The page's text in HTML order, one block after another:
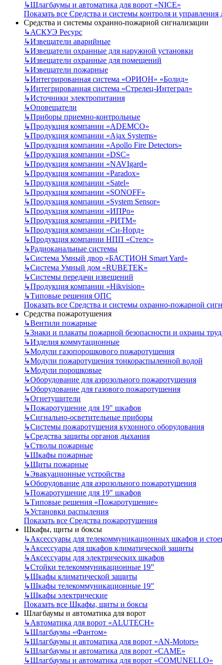
↳Шлагбаумы и автоматика для ворот «NICE»
Показать все Средства и системы контроля и управления
Средства и системы охранно-пожарной сигнализации
↳АСКУЭ Ресурс
↳Извещатели аварийные
↳Извещатели охранные для наружной установки
↳Извещатели охранные для помещений
↳Извещатели пожарные
↳Интегрированная система «ОРИОН» «Болид»
↳Интегрированная система «Стрелец-Интеграл»
↳Источники электропитания
↳Оповещатели
↳Приборы приемно-контрольные
↳Продукция компании «ADEMCO»
↳Продукция компании «Ajax Systems»
↳Продукция компании «Apollo Fire Detectors»
↳Продукция компании «DSC»
↳Продукция компании «NAVIgard»
↳Продукция компании «Paradox»
↳Продукция компании «Satel»
↳Продукция компании «SONOFF»
↳Продукция компании «System Sensor»
↳Продукция компании «ИПРо»
↳Продукция компании «РИТМ»
↳Продукция компании «Си-Норд»
↳Продукция компании НПП «Стелс»
↳Радиоканальные системы
↳Система Умный двор «БАСТИОН Smart Yard»
↳Система Умный дом «RUBETEK»
↳Системы передачи извещений
↳Продукция компании «Hikvision»
↳Типовые решения ОПС
Показать все Средства и системы охранно-пожарной
Средства пожаротушения
↳Вентили пожарные
↳Знаки и плакаты пожарной безопасности и охраны
↳Изделия коммутационные
↳Модули газопорошкового пожаротушения
↳Модули пожаротушения тонкораспыленной водой
↳Модули порошковые
↳Оборудование для аэрозольного пожаротушения
↳Оборудование для газового пожаротушения
↳Огнетушители
↳Пожаротушение для 19" шкафов
↳Сигнально-осветительные приборы
↳Системы пожаротушения кухонного оборудования
↳Средства защиты органов дыхания
↳Стволы пожарные
↳Шкафы пожарные
↳Щиты пожарные
↳Эвакуационные устройства
↳Оборудование для аэрозольного пожаротушения
↳Пожаротушение для 19" шкафов
↳Типовые решения «Пожаротушение»
↳Установки распыления
Показать все Средства пожаротушения
Шкафы, щиты и боксы
↳Аксессуары для телекоммуникационных шкафов и
↳Аксессуары для шкафов климатической защиты
↳Аксессуары для электрических шкафов
↳Стойки телекоммуникационные 19”
↳Шкафы климатической защиты
↳Шкафы телекоммуникационные 19”
↳Шкафы электрические
Показать все Шкафы, щиты и боксы
Шлагбаумы и автоматика для ворот
↳Автоматика для ворот «ALUTECH»
↳Шлагбаумы «Фантом»
↳Шлагбаумы и автоматика для ворот «AN-Motors»
↳Шлагбаумы и автоматика для ворот «CAME»
↳Шлагбаумы и автоматика для ворот «COMUNELLO»